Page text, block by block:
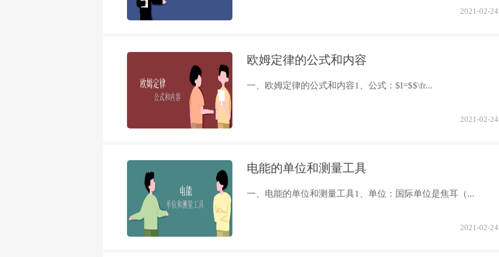
2021-02-24
欧姆定律的公式和内容
一、欧姆定律的公式和内容1、公式：$I=$$\fr...
2021-02-24
电能的单位和测量工具
一、电能的单位和测量工具1、单位：国际单位是焦耳（...
2021-02-24